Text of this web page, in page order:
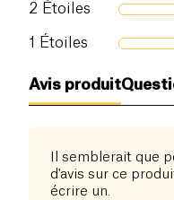
2 Étoiles
1 Étoiles
Avis produit
Il semblerait que
d'avis sur ce
écrire un.